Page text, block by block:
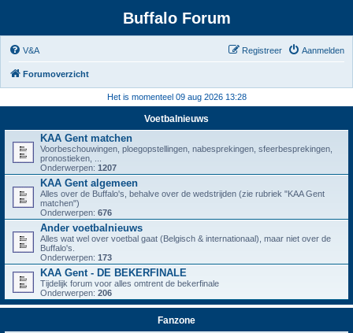
Buffalo Forum
V&A Aanmelden
Registreer
Forumoverzicht
Het is momenteel 09 aug 2026 13:28
Voetbalnieuws
KAA Gent matchen
Voorbeschouwingen, ploegopstellingen, nabesprekingen, sfeerbesprekingen,
pronostieken, ...
Onderwerpen: 1207
KAA Gent algemeen
Alles over de Buffalo's, behalve over de wedstrijden (zie rubriek "KAA Gent
matchen")
Onderwerpen: 676
Ander voetbalnieuws
Alles wat wel over voetbal gaat (Belgisch & internationaal), maar niet over de
Buffalo's.
Onderwerpen: 173
KAA Gent - DE BEKERFINALE
Tijdelijk forum voor alles omtrent de bekerfinale
Onderwerpen: 206
Fanzone